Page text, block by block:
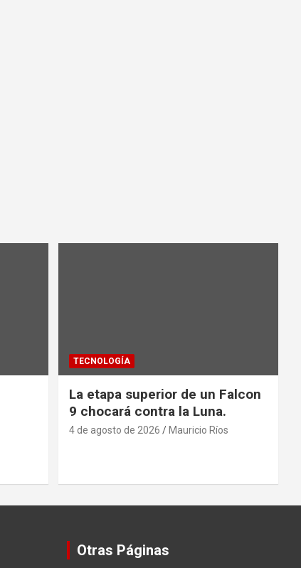
TECNOLOGÍA
La etapa superior de un Falcon
9 chocará contra la Luna.
4 de agosto de 2026 Mauricio Ríos
Otras Páginas